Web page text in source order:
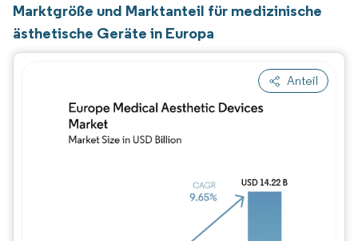
Marktgröße und Marktanteil für medizinische
ästhetische Geräte in Europa
Anteil